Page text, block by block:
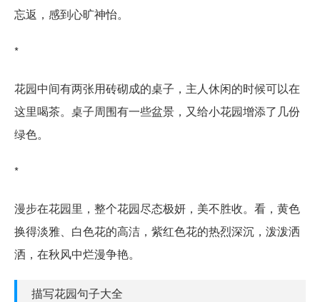
忘返，感到心旷神怡。
*
花园中间有两张用砖砌成的桌子，主人休闲的时候可以在
这里喝茶。桌子周围有一些盆景，又给小花园增添了几份
绿色。
*
漫步在花园里，整个花园尽态极妍，美不胜收。看，黄色
换得淡雅、白色花的高洁，紫红色花的热烈深沉，泼泼洒
洒，在秋风中烂漫争艳。
描写花园句子大全